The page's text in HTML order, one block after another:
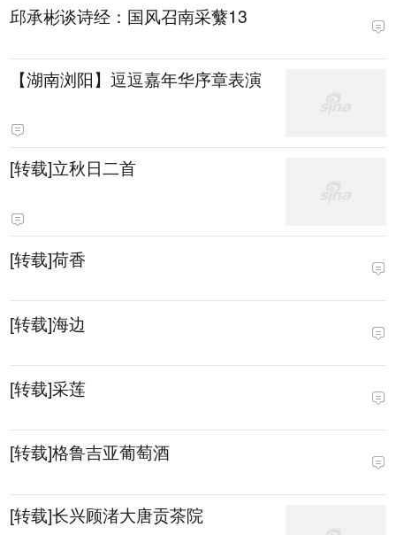
邱承彬谈诗经：国风召南采蘩13
【湖南浏阳】逗逗嘉年华序章表演
[转载]立秋日二首
[转载]荷香
[转载]海边
[转载]采莲
[转载]格鲁吉亚葡萄酒
[转载]长兴顾渚大唐贡茶院